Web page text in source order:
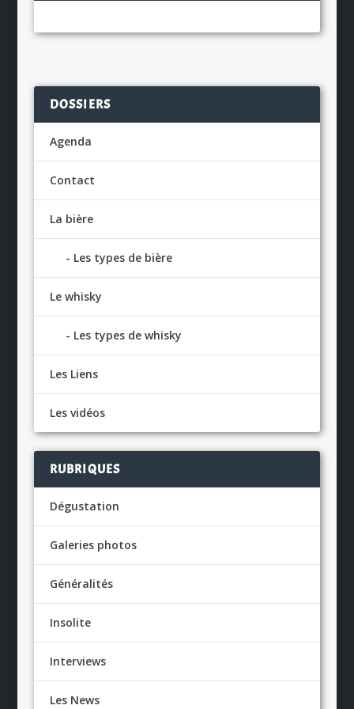
DOSSIERS
Agenda
Contact
La bière
Les types de bière
Le whisky
Les types de whisky
Les Liens
Les vidéos
RUBRIQUES
Dégustation
Galeries photos
Généralités
Insolite
Interviews
Les News